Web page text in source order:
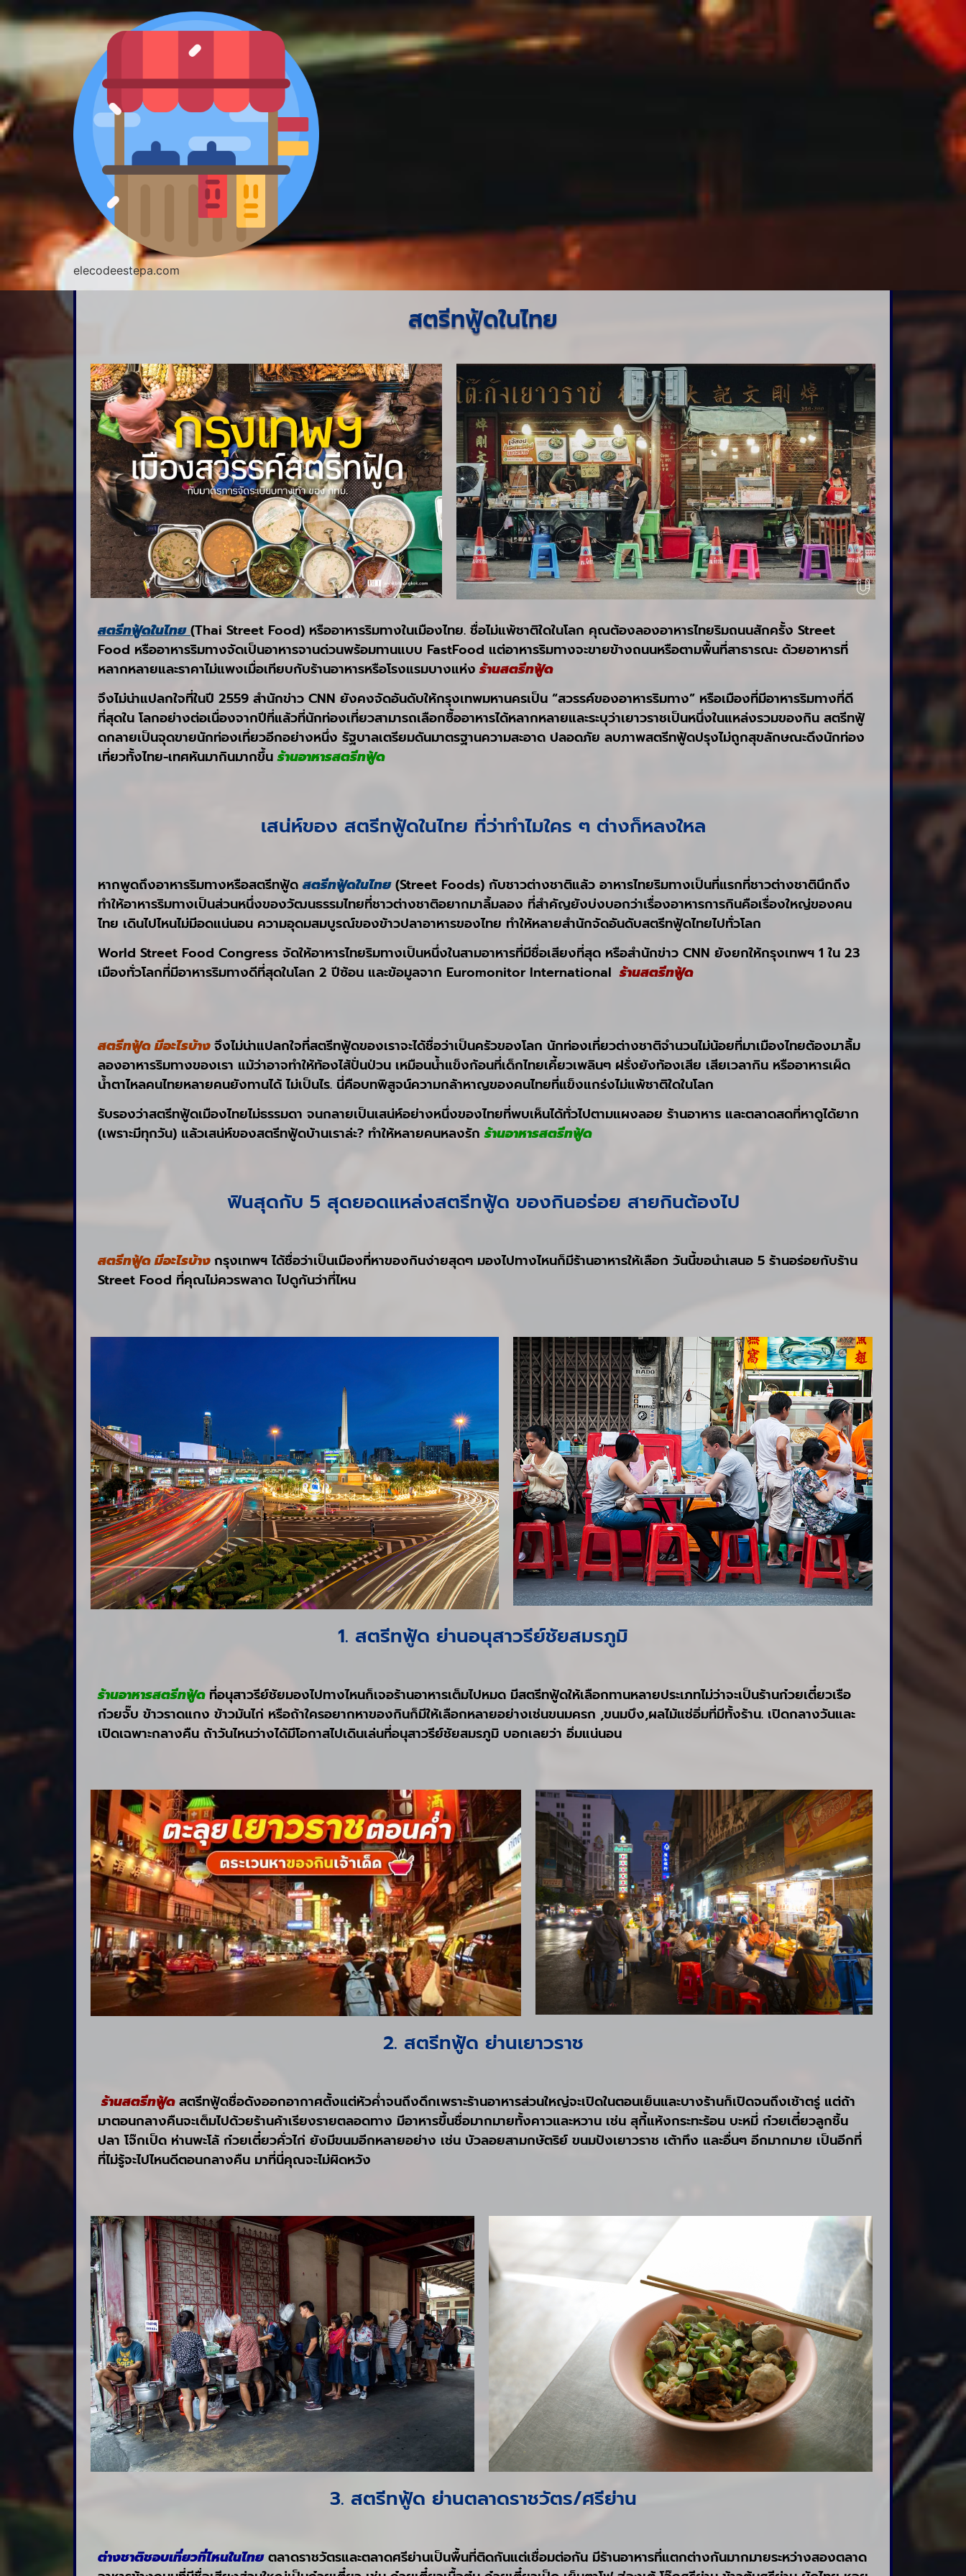
elecodeestepa.com
สตรีทฟู้ดในไทย
สตรีทฟู้ดในไทย (Thai Street Food) หรืออาหารริมทางในเมืองไทย. ชื่อไม่แพ้ชาติใดในโลก คุณต้องลองอาหารไทยริมถนนสักครั้ง Street
Food หรืออาหารริมทางจัดเป็นอาหารจานด่วนพร้อมทานแบบ FastFood แต่อาหารริมทางจะขายข้างถนนหรือตามพื้นที่สาธารณะ ด้วยอาหารที่
หลากหลายและราคาไม่แพงเมื่อเทียบกับร้านอาหารหรือโรงแรมบางแห่งร้านสตรีทฟู้ด
จึงไม่น่าแปลกใจที่ในปี 2559 สำนักข่าว CNN ยังคงจัดอันดับให้กรุงเทพมหานครเป็น “สวรรค์ของอาหารริมทาง” หรือเมืองที่มีอาหารริมทางที่ดี
ที่สุดใน โลกอย่างต่อเนื่องจากปีที่แล้วที่นักท่องเที่ยวสามารถเลือกซื้ออาหารได้หลากหลายและระบุว่าเยาวราชเป็นหนึ่งในแหล่งรวมของกิน สตรีทฟู้
ดกลายเป็นจุดขายนักท่องเที่ยวอีกอย่างหนึ่ง รัฐบาลเตรียมดันมาตรฐานความสะอาด ปลอดภัย ลบภาพสตรีทฟู้ดปรุงไม่ถูกสุขลักษณะดึงนักท่อง
เที่ยวทั้งไทย-เทศหันมากินมากขึ้นร้านอาหารสตรีทฟู้ด
เสน่ห์ของ สตรีทฟู้ดในไทย ที่ว่าทำไมใคร ๆ ต่างก็หลงใหล
หากพูดถึงอาหารริมทางหรือสตรีทฟู้ด สตรีทฟู้ดในไทย(Street Foods) กับชาวต่างชาติแล้ว อาหารไทยริมทางเป็นที่แรกที่ชาวต่างชาตินึกถึง
ทำให้อาหารริมทางเป็นส่วนหนึ่งของวัฒนธรรมไทยที่ชาวต่างชาติอยากมาลิ้มลอง ที่สำคัญยังบ่งบอกว่าเรื่องอาหารการกินคือเรื่องใหญ่ของคน
ไทย เดินไปไหนไม่มีอดแน่นอน ความอุดมสมบูรณ์ของข้าวปลาอาหารของไทย ทำให้หลายสำนักจัดอันดับสตรีทฟู้ดไทยไปทั่วโลก
World Street Food Congress จัดให้อาหารไทยริมทางเป็นหนึ่งในสามอาหารที่มีชื่อเสียงที่สุด หรือสำนักข่าว CNN ยังยกให้กรุงเทพฯ 1 ใน 23
เมืองทั่วโลกที่มีอาหารริมทางดีที่สุดในโลก 2 ปีซ้อน และข้อมูลจาก Euromonitor International ร้านสตรีทฟู้ด
สตรีทฟู้ด มีอะไรบ้างจึงไม่น่าแปลกใจที่สตรีทฟู้ดของเราจะได้ชื่อว่าเป็นครัวของโลก นักท่องเที่ยวต่างชาติจำนวนไม่น้อยที่มาเมืองไทยต้องมาลิ้ม
ลองอาหารริมทางของเรา แม้ว่าอาจทำให้ท้องไส้ปั่นป่วน เหมือนน้ำแข็งก้อนที่เด็กไทยเคี้ยวเพลินๆ ฝรั่งยังท้องเสีย เสียเวลากิน หรืออาหารเผ็ด
น้ำตาไหลคนไทยหลายคนยังทานได้ ไม่เป็นไร. นี่คือบทพิสูจน์ความกล้าหาญของคนไทยที่แข็งแกร่งไม่แพ้ชาติใดในโลก
รับรองว่าสตรีทฟู้ดเมืองไทยไม่ธรรมดา จนกลายเป็นเสน่ห์อย่างหนึ่งของไทยที่พบเห็นได้ทั่วไปตามแผงลอย ร้านอาหาร และตลาดสดที่หาดูได้ยาก
(เพราะมีทุกวัน) แล้วเสน่ห์ของสตรีทฟู้ดบ้านเราล่ะ? ทำให้หลายคนหลงรักร้านอาหารสตรีทฟู้ด
ฟินสุดกับ 5 สุดยอดแหล่งสตรีทฟู้ด ของกินอร่อย สายกินต้องไป
สตรีทฟู้ด มีอะไรบ้างกรุงเทพฯ ได้ชื่อว่าเป็นเมืองที่หาของกินง่ายสุดๆ มองไปทางไหนก็มีร้านอาหารให้เลือก วันนี้ขอนำเสนอ 5 ร้านอร่อยกับร้าน
Street Food ที่คุณไม่ควรพลาด ไปดูกันว่าที่ไหน
1. สตรีทฟู้ด ย่านอนุสาวรีย์ชัยสมรภูมิ
ร้านอาหารสตรีทฟู้ด ที่อนุสาวรีย์ชัยมองไปทางไหนก็เจอร้านอาหารเต็มไปหมด มีสตรีทฟู้ดให้เลือกทานหลายประเภทไม่ว่าจะเป็นร้านก๋วยเตี๋ยวเรือ
ก๋วยจั๊บ ข้าวราดแกง ข้าวมันไก่ หรือถ้าใครอยากหาของกินก็มีให้เลือกหลายอย่างเช่นขนมครก ,ขนมบึง,ผลไม้แช่อิ่มที่มีทั้งร้าน. เปิดกลางวันและ
เปิดเฉพาะกลางคืน ถ้าวันไหนว่างได้มีโอกาสไปเดินเล่นที่อนุสาวรีย์ชัยสมรภูมิ บอกเลยว่า อิ่มแน่นอน
2. สตรีทฟู้ด ย่านเยาวราช
ร้านสตรีทฟู้ดสตรีทฟู้ดชื่อดังออกอากาศตั้งแต่หัวค่ำจนถึงดึกเพราะร้านอาหารส่วนใหญ่จะเปิดในตอนเย็นและบางร้านก็เปิดจนถึงเช้าตรู่ แต่ถ้า
มาตอนกลางคืนจะเต็มไปด้วยร้านค้าเรียงรายตลอดทาง มีอาหารขึ้นชื่อมากมายทั้งคาวและหวาน เช่น สุกี้แห้งกระทะร้อน บะหมี่ ก๋วยเตี๋ยวลูกชิ้น
ปลา โจ๊กเป็ด ห่านพะโล้ ก๋วยเตี๋ยวคั่วไก่ ยังมีขนมอีกหลายอย่าง เช่น บัวลอยสามกษัตริย์ ขนมปังเยาวราช เต้าทึง และอื่นๆ อีกมากมาย เป็นอีกที่
ที่ไม่รู้จะไปไหนดีตอนกลางคืน มาที่นี่คุณจะไม่ผิดหวัง
3. สตรีทฟู้ด ย่านตลาดราชวัตร/ศรีย่าน
ต่างชาติชอบเที่ยวที่ไหนในไทยตลาดราชวัตรและตลาดศรีย่านเป็นพื้นที่ติดกันแต่เชื่อมต่อกัน มีร้านอาหารที่แตกต่างกันมากมายระหว่างสองตลาด